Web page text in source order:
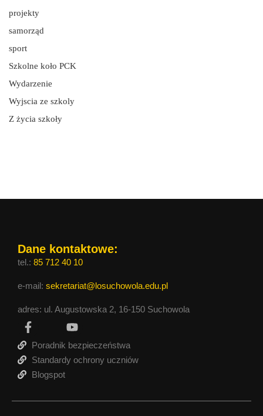
projekty
samorząd
sport
Szkolne koło PCK
Wydarzenie
Wyjscia ze szkoly
Z życia szkoły
Dane kontaktowe:
tel.: 85 712 40 10
e-mail: sekretariat@losuchowola.edu.pl
adres: ul. Augustowska 2, 16-150 Suchowola
Poradnik bezpieczeństwa
Standardy ochrony uczniów
Blogspot